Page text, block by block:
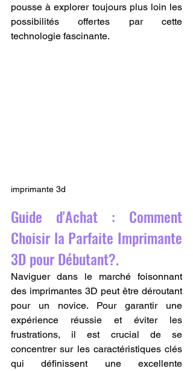
pousse à explorer toujours plus loin les
possibilités offertes par cette
technologie fascinante.
imprimante 3d
Guide d'Achat : Comment
Choisir la Parfaite Imprimante
3D pour Débutant?.
Naviguer dans le marché foisonnant
des imprimantes 3D peut être déroutant
pour un novice. Pour garantir une
expérience réussie et éviter les
frustrations, il est crucial de se
concentrer sur les caractéristiques clés